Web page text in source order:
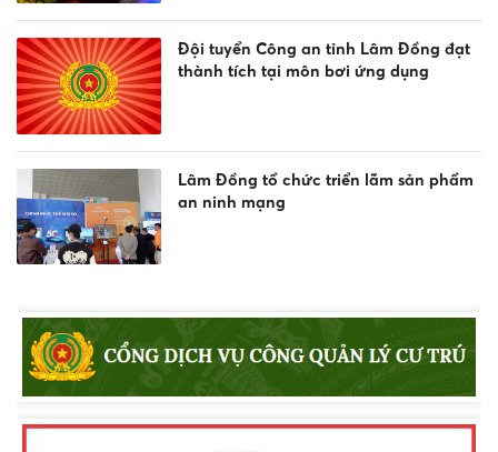
Đội tuyển Công an tỉnh Lâm Đồng đạt
thành tích tại môn bơi ứng dụng
Lâm Đồng tổ chức triển lãm sản phẩm
an ninh mạng